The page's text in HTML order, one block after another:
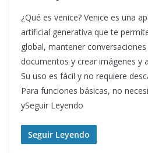
¿Qué es venice? Venice es una
artificial generativa que te
global, mantener
documentos y crear imágenes y
Su uso es fácil y no requiere
Para funciones básicas, no
ySeguir Leyendo
Seguir Leyendo